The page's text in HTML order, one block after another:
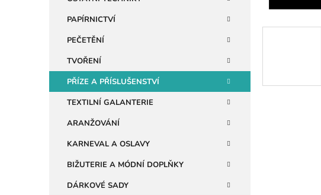
PAPÍRNICTVÍ
PEČETĚNÍ
TVOŘENÍ
PŘÍZE A PŘÍSLUŠENSTVÍ
TEXTILNÍ GALANTERIE
ARANŽOVÁNÍ
KARNEVAL A OSLAVY
BIŽUTERIE A MÓDNÍ DOPLŇKY
DÁRKOVÉ SADY